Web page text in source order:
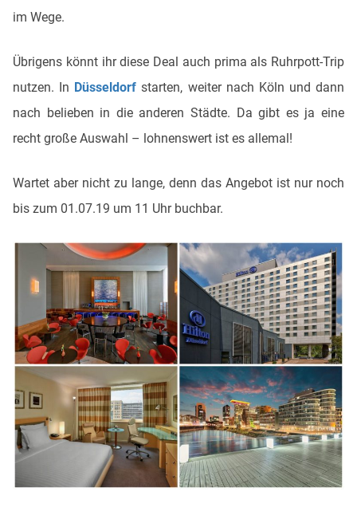
im Wege.
Übrigens könnt ihr diese Deal auch prima als Ruhrpott-Trip
nutzen. In Düsseldorf starten, weiter nach Köln und dann
nach belieben in die anderen Städte. Da gibt es ja eine
recht große Auswahl – lohnenswert ist es allemal!
Wartet aber nicht zu lange, denn das Angebot ist nur noch
bis zum 01.07.19 um 11 Uhr buchbar.